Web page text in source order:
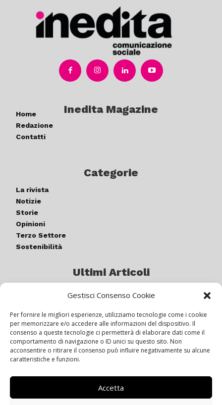
Gestisci Consenso Cookie
Per fornire le migliori esperienze, utilizziamo tecnologie come i cookie
per memorizzare e/o accedere alle informazioni del dispositivo. Il
consenso a queste tecnologie ci permetterà di elaborare dati come il
comportamento di navigazione o ID unici su questo sito. Non
acconsentire o ritirare il consenso può influire negativamente su alcune
caratteristiche e funzioni.
Accetta
Inedita Magazine
Home
Redazione
Contatti
Categorie
La rivista
Notizie
Storie
Opinioni
Terzo Settore
Sostenibilità
Ultimi Articoli
Germogli di luce: al via la quinta
IL BEER GARDEN CON IL GIALLONE
Siamo pronti a navigare “contro